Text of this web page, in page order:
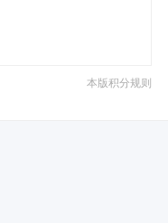
本版积分规则